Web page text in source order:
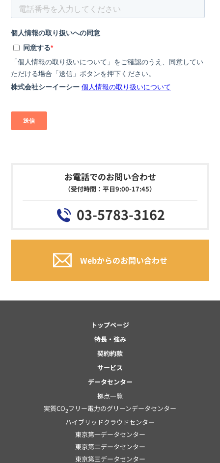
お電話でのお問い合わせ
（受付時間：平日9:00-17:45）
03-5783-3162
Webからのお問い合わせ
トップページ
特長・強み
契約約款
サービス
データセンター
拠点一覧
実質CO2フリー電力のグリーンデータセンター
ハイブリッドクラウドセンター
東京第一データセンター
東京第二データセンター
東京第三データセンター